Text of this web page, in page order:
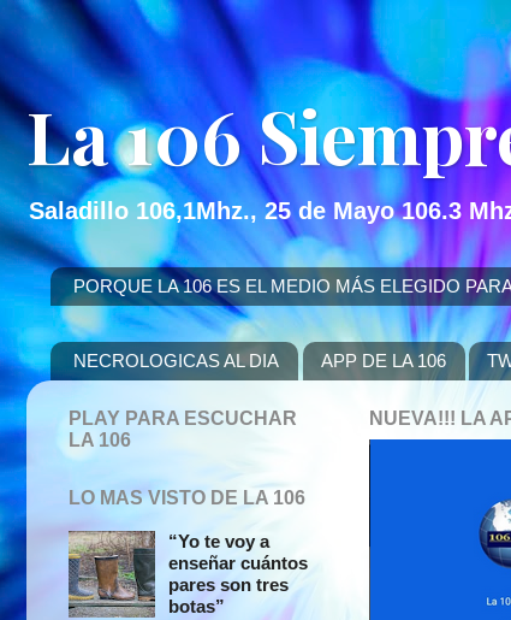
La 106
Saladillo 106,1Mhz., 25 de Mayo 106.3
PORQUE LA 106 ES EL MEDIO MÁS ELEGIDO
NECROLOGICAS AL DIA APP DE LA 106
NUEVA!!! LA
PLAY PARA ESCUCHAR
LA 106
LO MAS VISTO DE LA 106
“Yo te voy a
enseñar cuántos
pares son tres
botas”